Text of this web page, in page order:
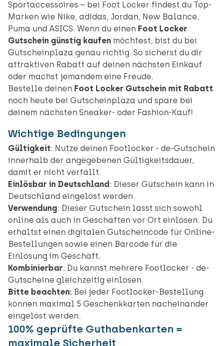
Sportaccessoires – bei Foot Locker findest du Top-
Marken wie Nike, adidas, Jordan, New Balance,
Puma und ASICS. Wenn du einen Foot Locker
Gutschein günstig kaufen möchtest, bist du bei
Gutscheinplaza genau richtig. So sicherst du dir
attraktiven Rabatt auf deinen nächsten Einkauf
oder machst jemandem eine Freude.
Bestelle deinen Foot Locker Gutschein mit Rabatt
noch heute bei Gutscheinplaza und spare bei
deinem nächsten Sneaker- oder Fashion-Kauf!
Wichtige Bedingungen
Gültigkeit: Nutze deinen Footlocker - de-Gutschein
innerhalb der angegebenen Gültigkeitsdauer,
damit er nicht verfällt.
Einlösbar in Deutschland : Dieser Gutschein kann in
Deutschland eingelöst werden.
Verwendung: Dieser Gutschein lässt sich sowohl
online als auch in Geschäften vor Ort einlösen. Du
erhältst einen digitalen Gutscheincode für Online-
Bestellungen sowie einen Barcode für die
Einlösung im Geschäft.
Kombinierbar: Du kannst mehrere Footlocker - de-
Gutscheine gleichzeitig einlösen.
Bitte beachten: Bei jeder Footlocker-Bestellung
können maximal 5 Geschenkkarten nacheinander
eingelöst werden.
100% geprüfte Guthabenkarten =
maximale Sicherheit